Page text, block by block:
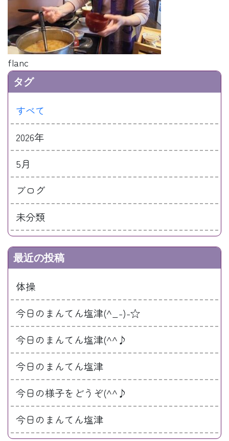
flanc
タグ
すべて
2026年
5月
ブログ
未分類
最近の投稿
体操
今日のまんてん塩津(^_-)-☆
今日のまんてん塩津(^^♪
今日のまんてん塩津
今日の様子をどうぞ(^^♪
今日のまんてん塩津